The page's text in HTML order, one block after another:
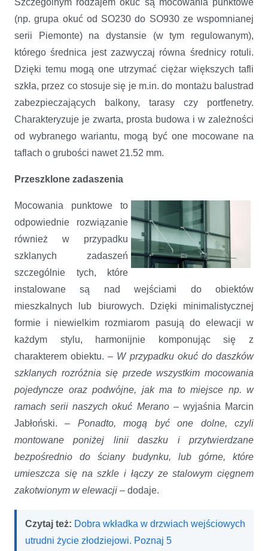
(np. grupa okuć od SO230 do SO930 ze wspomnianej
serii Piemonte) na dystansie (w tym regulowanym),
którego średnica jest zazwyczaj równa średnicy rotuli.
Dzięki temu mogą one utrzymać ciężar większych tafli
szkła, przez co stosuje się je m.in. do montażu balustrad
zabezpieczających balkony, tarasy czy portfenetry.
Charakteryzuje je zwarta, prosta budowa i w zależności
od wybranego wariantu, mogą być one mocowane na
taflach o grubości nawet 21.52 mm.
Przeszklone zadaszenia
Mocowania punktowe to
odpowiednie rozwiązanie
również w przypadku
szklanych zadaszeń
szczególnie tych, które
instalowane są nad wejściami do obiektów
mieszkalnych lub biurowych. Dzięki minimalistycznej
formie i niewielkim rozmiarom pasują do elewacji w
każdym stylu, harmonijnie komponując się z
charakterem obiektu. – W przypadku okuć do daszków
szklanych rozróżnia się przede wszystkim mocowania
pojedyncze oraz podwójne, jak ma to miejsce np. w
ramach serii naszych okuć Merano– wyjaśnia Marcin
Jabłoński. – Ponadto, mogą być one dolne, czyli
montowane poniżej linii daszku i przytwierdzane
bezpośrednio do ściany budynku, lub górne, które
umieszcza się na szkle i łączy ze stalowym cięgnem
zakotwionym w elewacji – dodaje.
Czytaj też: Dobra wkładka w drzwiach wejściowych
utrudni życie złodziejowi. Poznaj 5